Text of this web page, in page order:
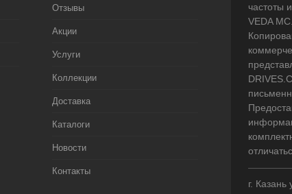
Отзывы
Акции
Услуги
Коллекции
Доставка
Каталоги
Новости
Контакты
частоты
VEDA
г.